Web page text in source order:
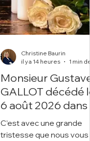
Monsieur
GALLOT décédé
6 août 2026 dans
99ème année.
C’est avec une grande
tristesse que nous vous
Christine Baurin
il y a 14 heures